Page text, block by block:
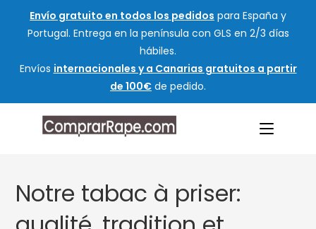
Envío gratuito en todos los pedidos para España y
Portugal. Entrega en la península con GLS en 2/3 días
hábiles.
Envíos internacionales y a Canarias gratuitos a partir
de 100€ de pedido.
Notre tabac à priser: